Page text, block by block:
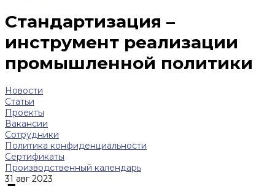
Стандартизация –
инструмент реализации
промышленной политики
Новости
Статьи
Проекты
Вакансии
Сотрудники
Политика конфиденциальности
Сертификаты
Производственный календарь
31 авг 2023